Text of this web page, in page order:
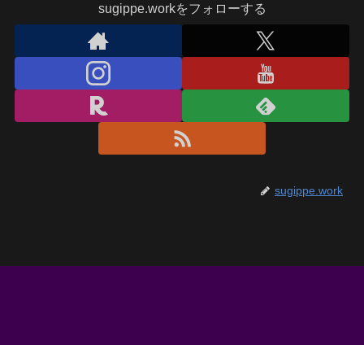
sugippe.workをフォローする
sugippe.work